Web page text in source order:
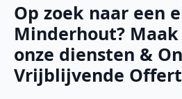
Op zoek naar een
Minderhout?
onze diensten &
Vrijblijvende